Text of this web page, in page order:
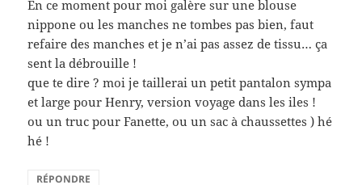
En ce moment pour moi galère sur une blouse
nippone ou les manches ne tombes pas bien, faut
refaire des manches et je n’ai pas assez de tissu… ça
sent la débrouille !
que te dire ? moi je taillerai un petit pantalon sympa
et large pour Henry, version voyage dans les iles !
ou un truc pour Fanette, ou un sac à chaussettes ) hé
hé !
RÉPONDRE